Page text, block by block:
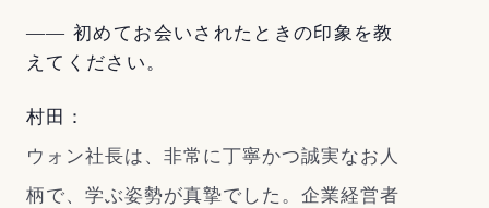
―― 初めてお会いされたときの印象を教
えてください。
村田：
ウォン社長は、非常に丁寧かつ誠実なお人
柄で、学ぶ姿勢が真摯でした。企業経営者